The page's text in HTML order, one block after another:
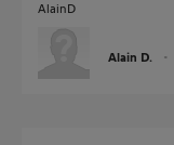
AlainD
Alain D.